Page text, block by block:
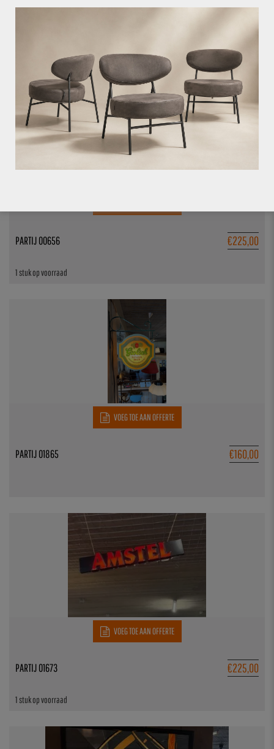
249,00
€225,00
1 stuk op voorraad
PARTIJ 00656
VOEG TOE AAN OFFERTE
€160,00
PARTIJ 01865
VOEG TOE AAN OFFERTE
€225,00
1 stuk op voorraad
PARTIJ 01673